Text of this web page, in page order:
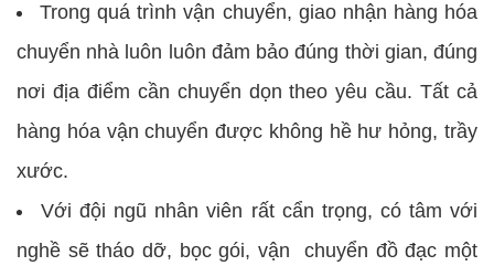
Trong quá trình vận chuyển, giao nhận hàng hóa
chuyển nhà luôn luôn đảm bảo đúng thời gian, đúng
nơi địa điểm cần chuyển dọn theo yêu cầu. Tất cả
hàng hóa vận chuyển được không hề hư hỏng, trầy
xước.
Với đội ngũ nhân viên rất cẩn trọng, có tâm với
nghề sẽ tháo dỡ, bọc gói, vận chuyển đồ đạc một